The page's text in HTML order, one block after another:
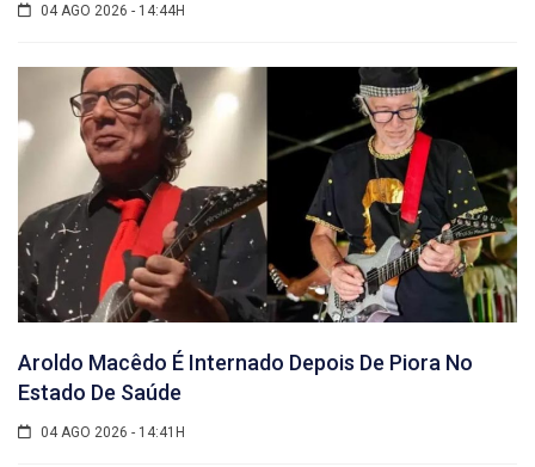
04 AGO 2026 - 14:44H
Aroldo Macêdo É Internado Depois De Piora No
Estado De Saúde
04 AGO 2026 - 14:41H